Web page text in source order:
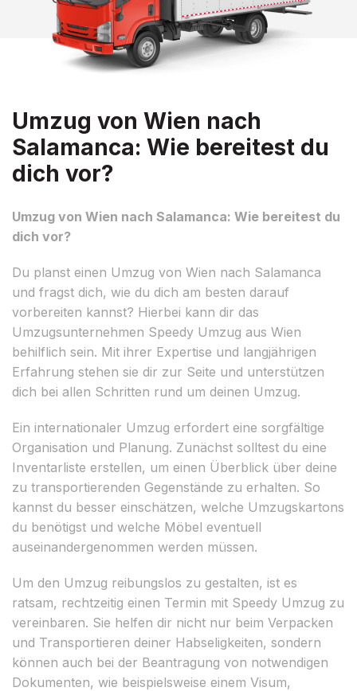
Umzug von Wien nach
Salamanca: Wie bereitest du
dich vor?
Umzug von Wien nach Salamanca: Wie bereitest du
dich vor?
Du planst einen Umzug von Wien nach Salamanca
und fragst dich, wie du dich am besten darauf
vorbereiten kannst? Hierbei kann dir das
Umzugsunternehmen Speedy Umzug aus Wien
behilflich sein. Mit ihrer Expertise und langjährigen
Erfahrung stehen sie dir zur Seite und unterstützen
dich bei allen Schritten rund um deinen Umzug.
Ein internationaler Umzug erfordert eine sorgfältige
Organisation und Planung. Zunächst solltest du eine
Inventarliste erstellen, um einen Überblick über deine
zu transportierenden Gegenstände zu erhalten. So
kannst du besser einschätzen, welche Umzugskartons
du benötigst und welche Möbel eventuell
auseinandergenommen werden müssen.
Um den Umzug reibungslos zu gestalten, ist es
ratsam, rechtzeitig einen Termin mit Speedy Umzug zu
vereinbaren. Sie helfen dir nicht nur beim Verpacken
und Transportieren deiner Habseligkeiten, sondern
können auch bei der Beantragung von notwendigen
Dokumenten, wie beispielsweise einem Visum,